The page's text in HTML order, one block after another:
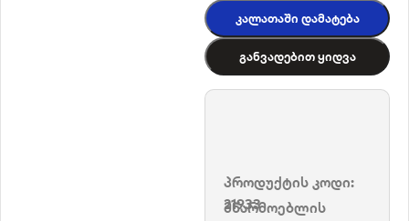
Კალათაში Დამატება
Განვადებით Ყიდვა
პროდუქტის კოდი:
21933
მწარმოებლის